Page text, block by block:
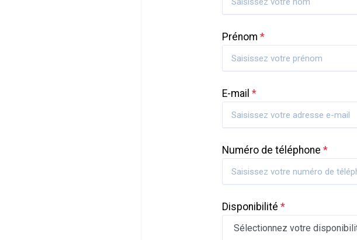
Prénom*
E-mail*
Numéro de téléphone*
Disponibilité*